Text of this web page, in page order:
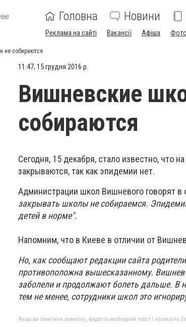
Головна Новини
Реклама на сайті Вакансії Афіша
не собираются
11:47, 15 грудня 2016 р.
Вишневские
собираются
Сегодня, 15 декабря, стало известно, что
закрываются, так как эпидемии нет.
Администрации школ Вишневого говорят в
закрывать школы не собираемся.
детей в норме".
Напомним, что в Киеве в отличии от
Но, как сообщают редакции сайта
противоположна вышесказанному.
заболели и продолжают болеть дальше. В
тем не менее, сотрудники школ это
Якщо ви помітили помилку, виділіть необхідний текст і натисніть